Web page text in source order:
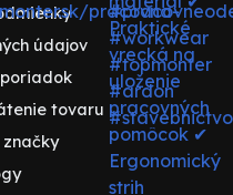
údajov
tovaru